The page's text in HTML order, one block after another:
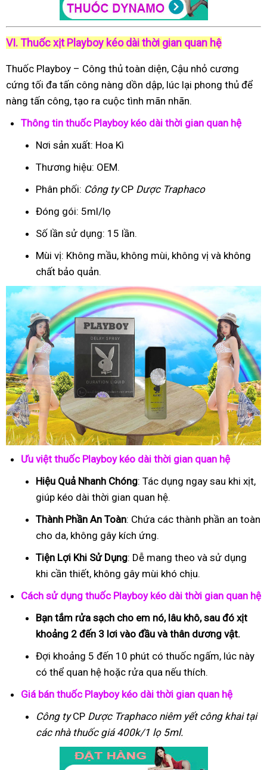
VI. Thuốc xịt Playboy kéo dài thời gian quan hệ
Thuốc Playboy – Công thủ toàn diện, Cậu nhỏ cương
cứng tối đa tấn công nàng dồn dập, lúc lại phong thủ để
nàng tấn công, tạo ra cuộc tình mãn nhãn.
Thông tin thuốc Playboy kéo dài thời gian quan hệ
Nơi sản xuất: Hoa Kì
Thương hiệu: OEM.
Phân phối: Công tyCP Dược Traphaco
Đóng gói: 5ml/lọ
Số lần sử dụng: 15 lần.
Mùi vị: Không mầu, không mùi, không vị và không
chất bảo quản.
Ưu việt thuốc Playboy kéo dài thời gian quan hệ
Hiệu Quả Nhanh Chóng: Tác dụng ngay sau khi xịt,
giúp kéo dài thời gian quan hệ.
Thành Phần An Toàn: Chứa các thành phần an toàn
cho da, không gây kích ứng.
Tiện Lợi Khi Sử Dụng: Dễ mang theo và sử dụng
khi cần thiết, không gây mùi khó chịu.
Cách sử dụng thuốc Playboy kéo dài thời gian quan hệ
Bạn tắm rửa sạch cho em nó, lâu khô, sau đó xịt
khoảng 2 đến 3 lơi vào đầu và thân dương vật.
Đợi khoảng 5 đến 10 phút có thuốc ngấm, lúc này
có thể quan hệ hoặc rửa qua nếu thích.
Giá bán thuốc Playboy kéo dài thời gian quan hệ
Công tyCP Dược Traphaconiêm yết công khai tại
các nhà thuốc giá 400k/1 lọ 5ml.